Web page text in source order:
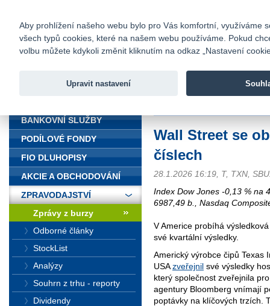
Fio banka
Fio banka
Wall Street se
číslech
28.1.2026 16:19, T, TXN,
Index Dow Jones -0,13 % na
6987,49 b., Nasdaq
V Americe probíhá
své kvartální výsledky.
Americký výrobce čipů Texas
USAzveřejnil své výsledky
který společnost zveřejnila
agentury Bloomberg vnímají
poptávky na klíčových trzích.
BANKOVNÍ SLUŽBY
PODÍLOVÉ FONDY
FIO DLUHOPISY
AKCIE A OBCHODOVÁNÍ
ZPRAVODAJSTVÍ
Zprávy z burzy
Odborné články
StockList
Analýzy
Souhrn z trhu - reporty
Dividendy
Aby prohlížení našeho webu bylo pro Vás komfortní, využíváme
všech typů cookies, které na našem webu používáme. Pokud
volbu můžete kdykoli změnit kliknutím na odkaz „Nastavení
Upravit nastavení